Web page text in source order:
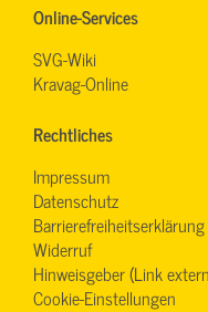
Online-Services
SVG-Wiki
Kravag-Online
Rechtliches
Impressum
Datenschutz
Barrierefreiheitserklärung
Widerruf
Hinweisgeber (Link
Cookie-Einstellungen